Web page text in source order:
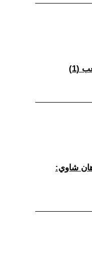
شاوي: